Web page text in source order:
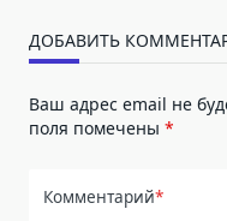
ДОБАВИТЬ
Ваш адрес email не
поля помечены *
Комментарий*